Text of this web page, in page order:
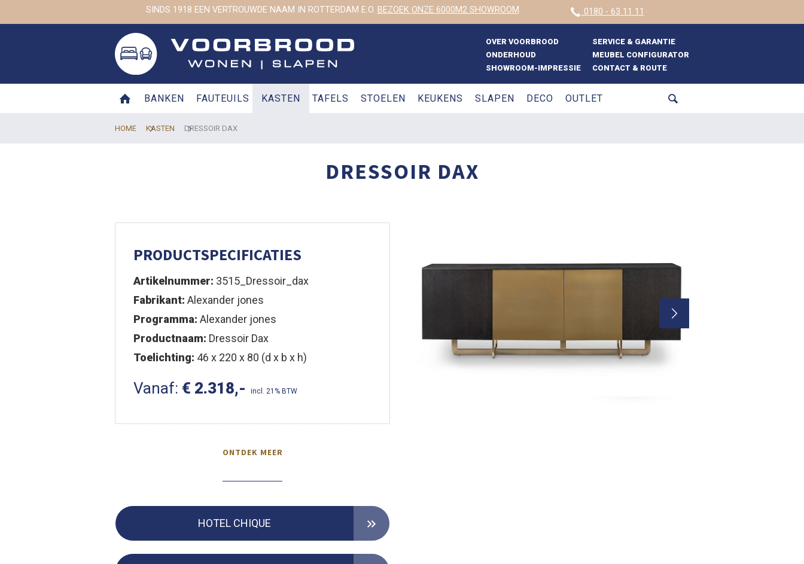
SINDS 1918 EEN VERTROUWDE NAAM IN ROTTERDAM E.O. BEZOEK ONZE 6000M2 SHOWROOM. 0180 - 63 11 11
OVER VOORBROOD
SERVICE & GARANTIE
ONDERHOUD
MEUBEL CONFIGURATOR
SHOWROOM-IMPRESSIE
CONTACT & ROUTE
BANKEN FAUTEUILS KASTEN TAFELS STOELEN KEUKENS SLAPEN DECO OUTLET
HOME KASTEN DRESSOIR DAX
DRESSOIR DAX
PRODUCTSPECIFICATIES
Artikelnummer: 3515_Dressoir_dax
Fabrikant: Alexander jones
Programma: Alexander jones
Productnaam: Dressoir Dax
Toelichting: 46 x 220 x 80 (d x b x h)
Vanaf: € 2.318,- incl. 21% BTW
ONTDEK MEER
HOTEL CHIQUE